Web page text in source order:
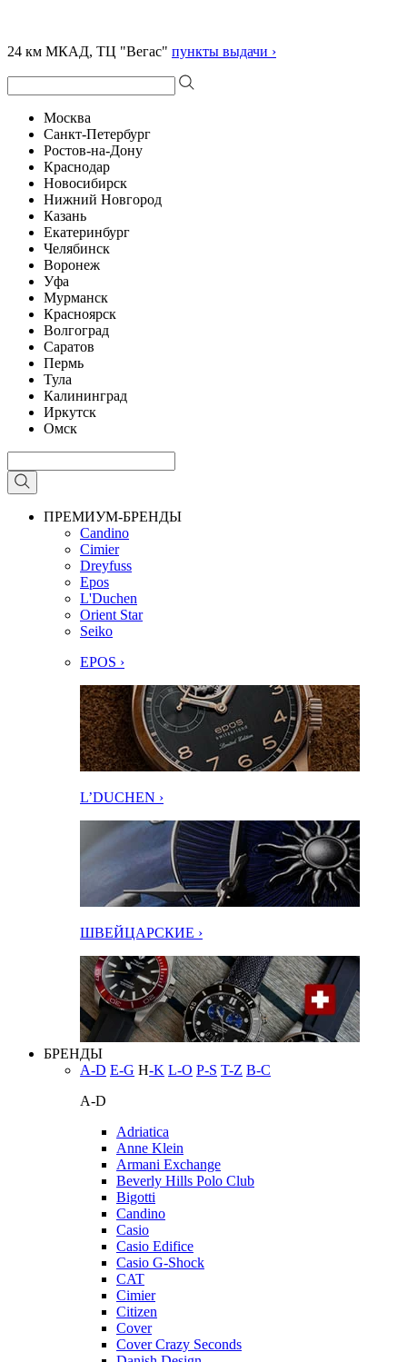
24 км МКАД, ТЦ "Вегас" пункты выдачи ›
Москва
Санкт-Петербург
Ростов-на-Дону
Краснодар
Новосибирск
Нижний Новгород
Казань
Екатеринбург
Челябинск
Воронеж
Уфа
Мурманск
Красноярск
Волгоград
Саратов
Пермь
Тула
Калининград
Иркутск
Омск
ПРЕМИУМ-БРЕНДЫ
Candino
Cimier
Dreyfuss
Epos
L'Duchen
Orient Star
Seiko
EPOS ›
L’DUCHEN ›
ШВЕЙЦАРСКИЕ ›
БРЕНДЫ
A-D E-G H-K L-O P-S T-Z В-С
A-D
Adriatica
Anne Klein
Armani Exchange
Beverly Hills Polo Club
Bigotti
Candino
Casio
Casio Edifice
Casio G-Shock
CAT
Cimier
Citizen
Cover
Cover Crazy Seconds